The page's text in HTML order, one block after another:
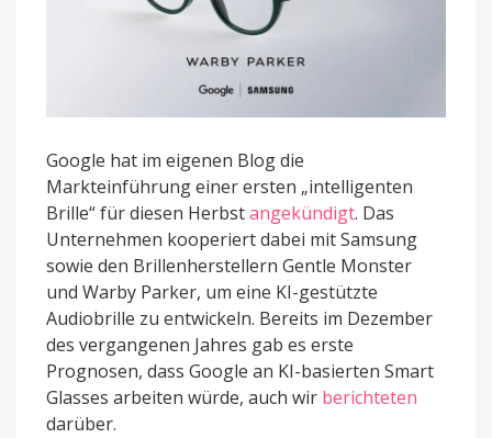
Markt
Google hat im eigenen Blog die
Markteinführung einer ersten „intelligenten
Brille“ für diesen Herbstangekündigt. Das
Unternehmen kooperiert dabei mit Samsung
sowie den Brillenherstellern Gentle Monster
und Warby Parker, um eine KI-gestützte
Audiobrille zu entwickeln. Bereits im Dezember
des vergangenen Jahres gab es erste
Prognosen, dass Google an KI-basierten Smart
Glasses arbeiten würde, auch wir berichteten
darüber.